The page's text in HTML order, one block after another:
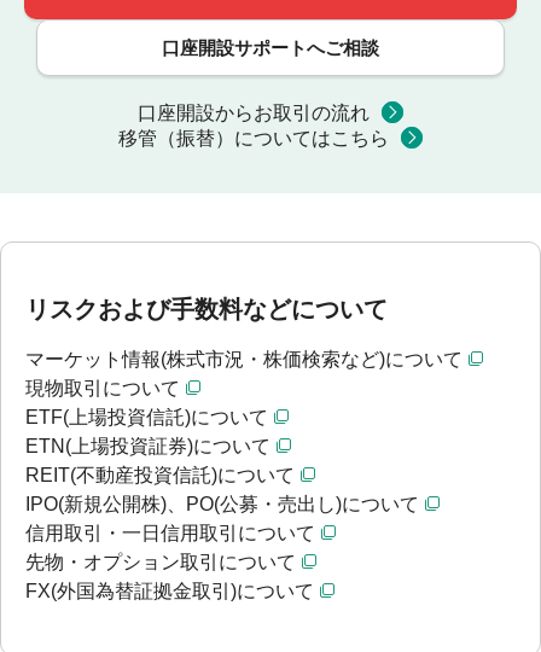
口座開設サポートへご相談
口座開設からお取引の流れ
移管（振替）についてはこちら
リスクおよび手数料などについて
マーケット情報(株式市況・株価検索など)について
現物取引について
ETF(上場投資信託)について
ETN(上場投資証券)について
REIT(不動産投資信託)について
IPO(新規公開株)、PO(公募・売出し)について
信用取引・一日信用取引について
先物・オプション取引について
FX(外国為替証拠金取引)について